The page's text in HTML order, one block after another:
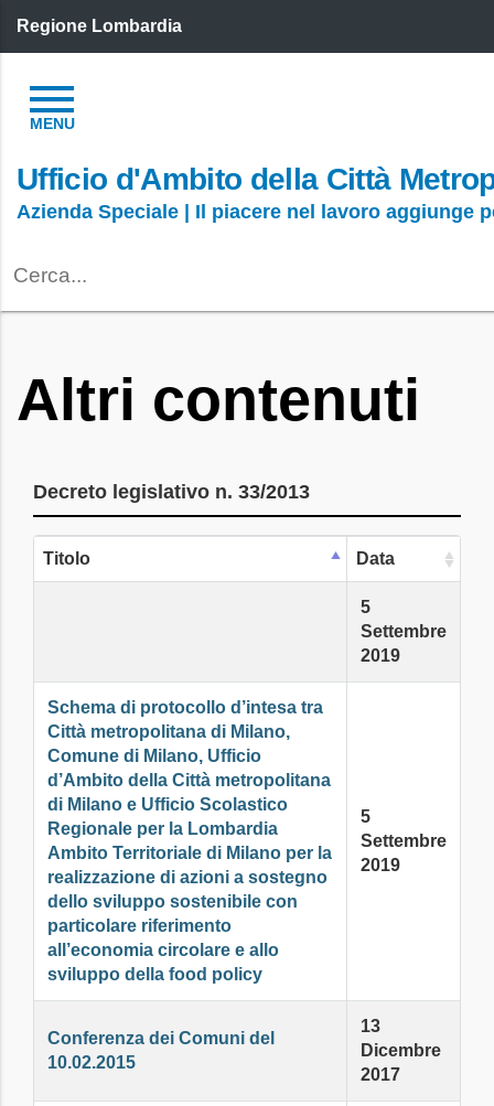
Regione Lombardia
Ufficio d'Ambito della Città
Azienda Speciale | Il piacere nel lavoro aggiunge
Altri contenuti
Decreto legislativo n. 33/2013
Titolo Data
5
Settembre
2019
Schema di protocollo d’intesa tra
Città metropolitana di Milano,
Comune di Milano, Ufficio
d’Ambito della Città metropolitana
di Milano e Ufficio Scolastico
Regionale per la Lombardia
Ambito Territoriale di Milano per la
realizzazione di azioni a sostegno
dello sviluppo sostenibile con
particolare riferimento
all’economia circolare e allo
sviluppo della food policy
5
Settembre
2019
Conferenza dei Comuni del
10.02.2015
13
Dicembre
2017